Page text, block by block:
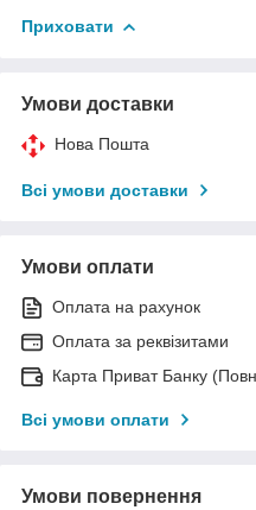
Приховати
Умови доставки
Нова Пошта
Всі умови доставки
Умови оплати
Оплата на рахунок
Оплата за реквізитами
Карта Приват Банку
Всі умови оплати
Умови повернення